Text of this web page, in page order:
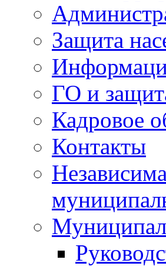
Защита
ГО и
Кадровое
Контакты